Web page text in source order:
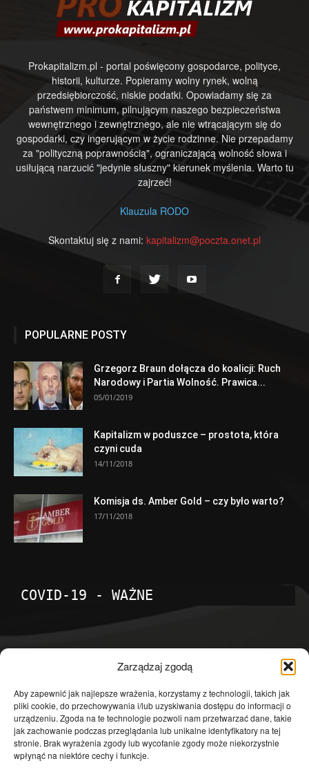
Zarządzaj zgodą
Aby zapewnić jak najlepsze wrażenia, korzystamy z technologii, takich jak
pliki cookie, do przechowywania i/lub uzyskiwania dostępu do informacji o
urządzeniu. Zgoda na te technologie pozwoli nam przetwarzać dane, takie
jak zachowanie podczas przeglądania lub unikalne identyfikatory na tej
stronie. Brak wyrażenia zgody lub wycofanie zgody może niekorzystnie
wpłynąć na niektóre cechy i funkcje.
Prokapitalizm.pl - portal poświęcony gospodarce, polityce,
historii, kulturze. Popieramy wolny rynek, wolną
przedsiębiorczość, niskie podatki. Opowiadamy się za
państwem minimum, pilnującym naszego bezpieczeństwa
wewnętrznego i zewnętrznego, ale nie wtrącającym się do
gospodarki, czy ingerującym w życie rodzinne. Nie przepadamy
za "polityczną poprawnością", ograniczającą wolność słowa i
usiłującą narzucić "jedynie słuszny" kierunek myślenia. Warto tu
zajrzeć!
Klauzula RODO
Skontaktuj się z nami: kapitalizm@poczta.onet.pl
POPULARNE POSTY
Grzegorz Braun dołącza do koalicji: Ruch
Narodowy i Partia Wolność. Prawica...
05/01/2019
Kapitalizm w poduszce – prostota, która
czyni cuda
14/11/2018
Komisja ds. Amber Gold – czy było warto?
17/11/2018
COVID-19 - WAŻNE
Temat dnia
4601
Publicystyka
4363
Polityka
3639
Polska